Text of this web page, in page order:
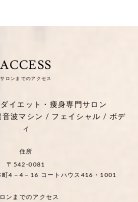
ACCESS
サロンまでのアクセス
イエット・痩身専門サロン
波マシン / フェイシャル / ボデ
ィ
住所
〒542-0081
町4－4－16 コートハウス416・1001
ンまでのアクセス